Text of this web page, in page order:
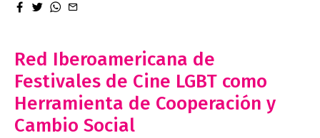
facebook
twitterwhatsapp
Red Iberoamericana de
Festivales de Cine LGBT como
Herramienta de Cooperación y
Cambio Social